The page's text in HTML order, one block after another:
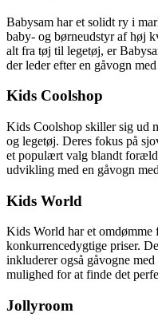
Babysam har et solidt ry i
baby- og børneudstyr af høj
alt fra tøj til legetøj, er
der leder efter en gåvogn
Kids Coolshop
Kids Coolshop skiller sig ud
og legetøj. Deres fokus på
et populært valg blandt
udvikling med en gåvogn
Kids World
Kids World har et
konkurrencedygtige priser.
inkluderer også gåvogne
mulighed for at finde det
Jollyroom